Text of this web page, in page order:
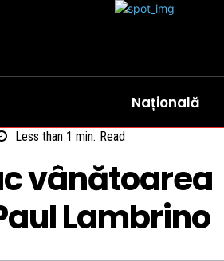
Națională
Less than 1 min. Read
vânătoarea
Lambrino